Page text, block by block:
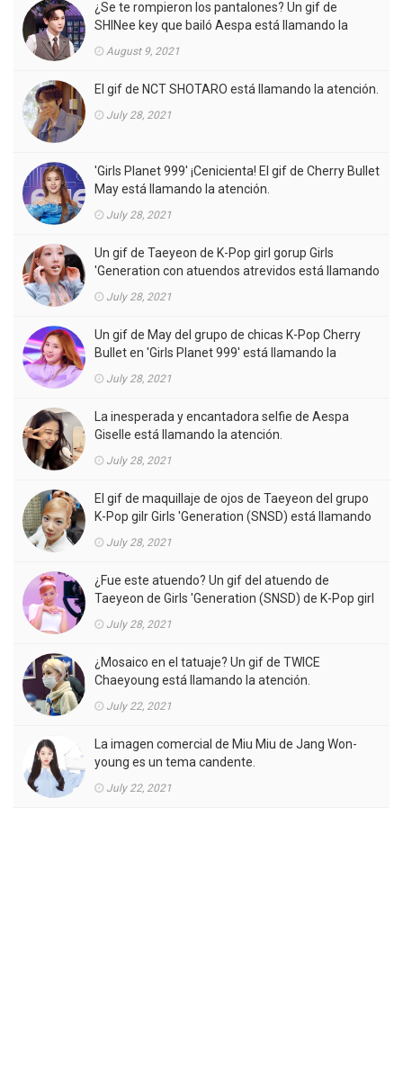
¿Se te rompieron los pantalones? Un gif de
SHINee key que bailó Aespa está llamando la
August 9, 2021
El gif de NCT SHOTARO está llamando la atención.
July 28, 2021
'Girls Planet 999' ¡Cenicienta! El gif de Cherry Bullet
May está llamando la atención.
July 28, 2021
Un gif de Taeyeon de K-Pop girl gorup Girls
'Generation con atuendos atrevidos está llamando
July 28, 2021
Un gif de May del grupo de chicas K-Pop Cherry
Bullet en 'Girls Planet 999' está llamando la
July 28, 2021
La inesperada y encantadora selfie de Aespa
Giselle está llamando la atención.
July 28, 2021
El gif de maquillaje de ojos de Taeyeon del grupo
K-Pop gilr Girls 'Generation (SNSD) está llamando
July 28, 2021
¿Fue este atuendo? Un gif del atuendo de
Taeyeon de Girls 'Generation (SNSD) de K-Pop girl
July 28, 2021
¿Mosaico en el tatuaje? Un gif de TWICE
Chaeyoung está llamando la atención.
July 22, 2021
La imagen comercial de Miu Miu de Jang Won-
young es un tema candente.
July 22, 2021